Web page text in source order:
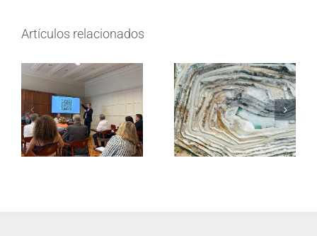
Artículos relacionados